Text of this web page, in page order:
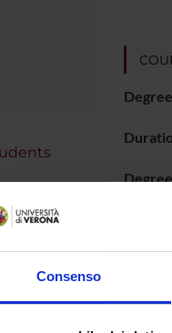
Consenso